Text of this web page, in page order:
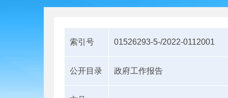
索引号 01526293-5-/2022-0112001
公开目录 政府工作报告